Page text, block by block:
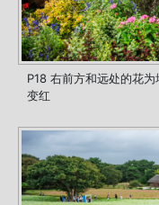
P18 右前方和远处的花
变红